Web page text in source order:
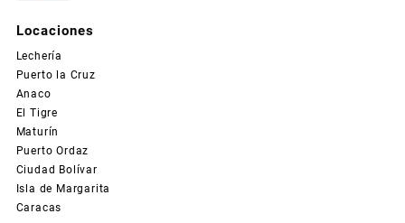
Locaciones
Lechería
Puerto la Cruz
Anaco
El Tigre
Maturín
Puerto Ordaz
Ciudad Bolívar
Isla de Margarita
Caracas